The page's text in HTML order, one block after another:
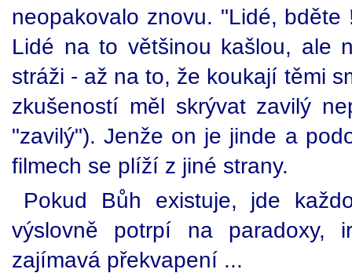
neopakovalo znovu. "Lidé,
Lidé na to většinou kašlou, ale
stráži - až na to, že koukají těmi
zkušeností měl skrývat zavilý
"zavilý"). Jenže on je jinde a
filmech se plíží z jiné strany.
Pokud Bůh existuje, jde
výslovně potrpí na paradoxy,
zajímavá překvapení ...